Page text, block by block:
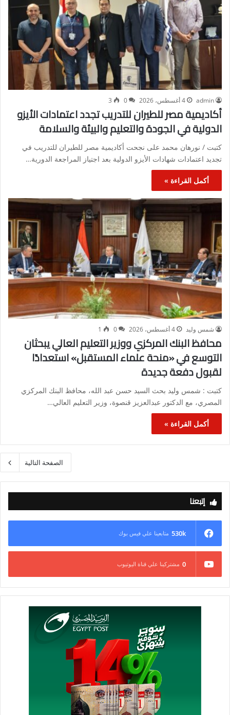
admin 4 أغسطس، 2026 0
3
أكاديمية مصر للطيران للتدريب تجدد اعتمادات الأيزو
الدولية في الجودة والتعليم والبيئة والسلامة
كتبت / نورهان محمد على نجحت أكاديمية مصر للطيران للتدريب في
تجديد اعتمادات شهادات الأيزو الدولية بعد اجتياز المراجعة الدورية…
أكمل القراءة »
شمس وليد 4 أغسطس، 2026 0
1
محافظ البنك المركزي ووزير التعليم العالي يبحثان
التوسع في «منحة علماء المستقبل» استعدادًا
لقبول دفعة جديدة
كتبت : شمس وليد بحث السيد حسن عبد الله، محافظ البنك المركزي
المصري، مع الدكتور عبدالعزيز قنصوة، وزير التعليم العالي…
أكمل القراءة »
الصفحة التالية
إتبعنا
530k متابعينا علي فيس بوك
0 مشتركينا علي قناة اليوتيوب